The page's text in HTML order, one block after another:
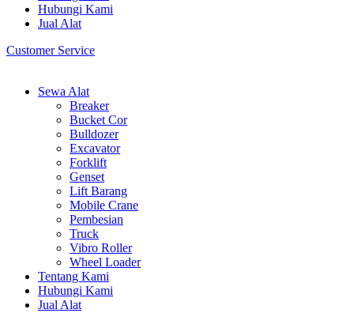
Hubungi Kami
Jual Alat
Customer Service
Sewa Alat
Breaker
Bucket Cor
Bulldozer
Excavator
Forklift
Genset
Lift Barang
Mobile Crane
Pembesian
Truck
Vibro Roller
Wheel Loader
Tentang Kami
Hubungi Kami
Jual Alat